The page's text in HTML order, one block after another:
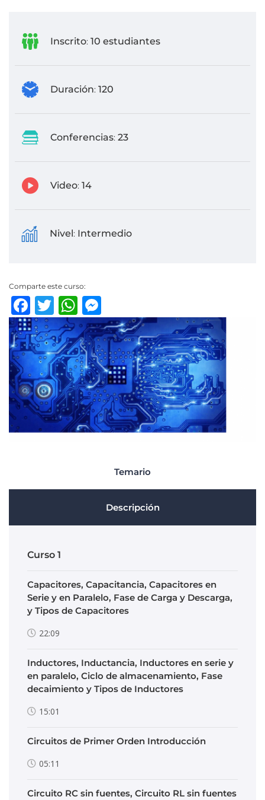
Inscrito: 10 estudiantes
Duración: 120
Conferencias: 23
Video: 14
Nivel: Intermedio
Comparte este curso:
Facebook
TwitterWhatsApp
Temario
Descripción
Curso 1
Capacitores, Capacitancia, Capacitores en
Serie y en Paralelo, Fase de Carga y Descarga,
y Tipos de Capacitores
22:09
Inductores, Inductancia, Inductores en serie y
en paralelo, Ciclo de almacenamiento, Fase
decaimiento y Tipos de Inductores
15:01
Circuitos de Primer Orden Introducción
05:11
Circuito RC sin fuentes, Circuito RL sin fuentes